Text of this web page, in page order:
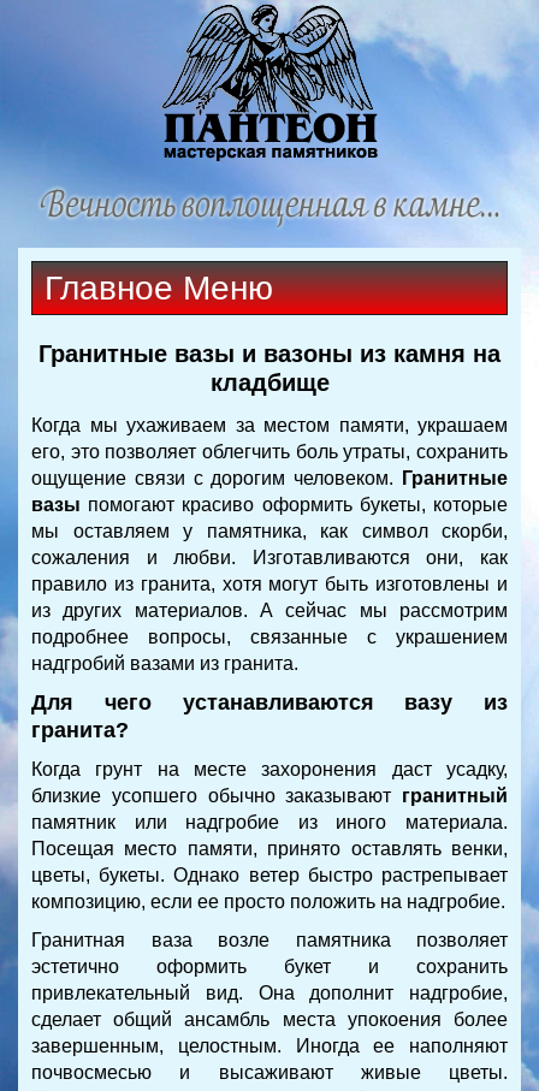
Главное Меню
Гранитные вазы и вазоны из камня на
кладбище
Когда мы ухаживаем за местом памяти, украшаем
его, это позволяет облегчить боль утраты, сохранить
ощущение связи с дорогим человеком.
Гранитные
вазы помогают красиво оформить букеты, которые
мы оставляем у памятника, как символ скорби,
сожаления и любви. Изготавливаются они, как
правило из гранита, хотя могут быть изготовлены и
из других материалов. А сейчас мы рассмотрим
подробнее вопросы, связанные с украшением
надгробий вазами из гранита.
Для чего устанавливаются вазу из
гранита?
Когда грунт на месте захоронения даст усадку,
близкие усопшего обычно заказывают гранитный
памятник или надгробие из иного материала.
Посещая место памяти, принято оставлять венки,
цветы, букеты. Однако ветер быстро растрепывает
композицию, если ее просто положить на надгробие.
Гранитная ваза возле памятника позволяет
эстетично оформить букет и сохранить
привлекательный вид. Она дополнит надгробие,
сделает общий ансамбль места упокоения более
завершенным, целостным. Иногда ее наполняют
почвосмесью и высаживают живые цветы.